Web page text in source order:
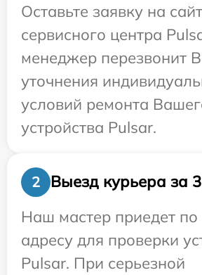
Оставьте заявку на
сервисного центра
менеджер перезвонит
уточнения
условий ремонта
устройства Pulsar.
2
Выезд курьера за
Наш мастер приедет
адресу для проверки
Pulsar. При серьезной